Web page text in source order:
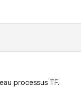
processus TF.